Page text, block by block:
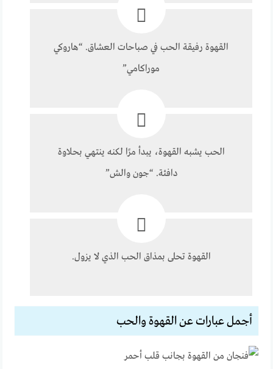
القهوة رفيقة الحب في صباحات العشاق. “هاروكي
موراكامي”
الحب يشبه القهوة، يبدأ مرًا لكنه ينتهي بحلاوة
دافئة. “جون والش”
القهوة تحلى بمذاق الحب الذي لا يزول.
أجمل عبارات عن القهوة والحب